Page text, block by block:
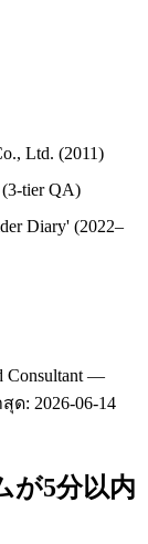
Ltd. (2011)
tier QA)
Diary' (2022–
Consultant —
สุด: 2026-06-14
が5分以内